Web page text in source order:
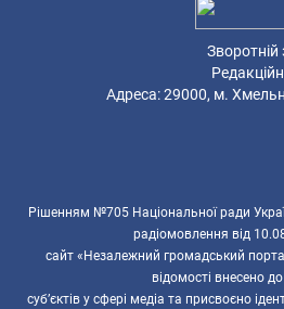
Зворотній
Адреса: 29000, м.
Рішенням №705 Національної ради
радіомовлення від
сайт «Незалежний громадський
відомості внесено
суб’єктів у сфері медіа та присвоєно